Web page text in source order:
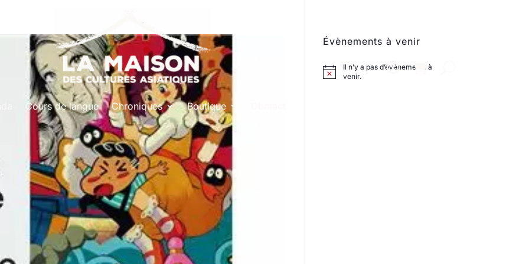
Cours de langue Chroniques Boutique
Évènements à venir
Il n’y a pas d’évènements à
venir.